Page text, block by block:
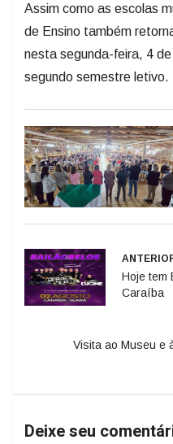
Assim como as escolas
de Ensino também
nesta segunda-feira, 4
segundo semestre letivo.
Hoje tem
Caraíba
Visita ao Museu e
Deixe seu